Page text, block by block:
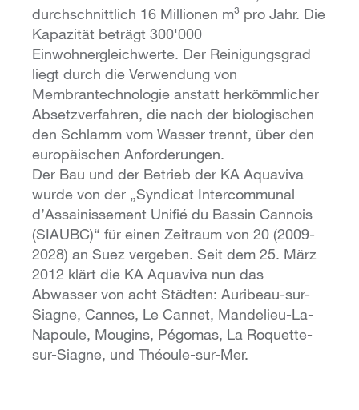
durchschnittlich 16 Millionen m³ pro Jahr. Die
Kapazität beträgt 300'000
Einwohnergleichwerte. Der Reinigungsgrad
liegt durch die Verwendung von
Membrantechnologie anstatt herkömmlicher
Absetzverfahren, die nach der biologischen
den Schlamm vom Wasser trennt, über den
europäischen Anforderungen.
Der Bau und der Betrieb der KA Aquaviva
wurde von der „Syndicat Intercommunal
d’Assainissement Unifié du Bassin Cannois
(SIAUBC)“ für einen Zeitraum von 20 (2009-
2028) an Suez vergeben. Seit dem 25. März
2012 klärt die KA Aquaviva nun das
Abwasser von acht Städten: Auribeau-sur-
Siagne, Cannes, Le Cannet, Mandelieu-La-
Napoule, Mougins, Pégomas, La Roquette-
sur-Siagne, und Théoule-sur-Mer.